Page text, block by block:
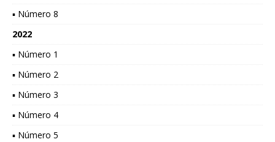
▪ Número 8
2022
▪ Número 1
▪ Número 2
▪ Número 3
▪ Número 4
▪ Número 5